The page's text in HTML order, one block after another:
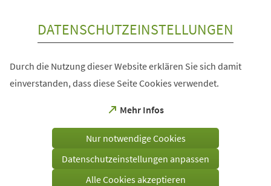
DATENSCHUTZEINSTELLUNGEN
Durch die Nutzung dieser Website erklären Sie sich damit
einverstanden, dass diese Seite Cookies verwendet.
Mehr Infos
(Öffnet
einem
Tab)
Nur notwendige Cookies
Datenschutzeinstellungen anpassen
Alle Cookies akzeptieren